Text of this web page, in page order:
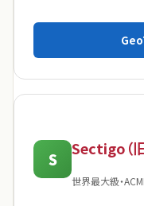
S
Sectigo（
世界最大級・